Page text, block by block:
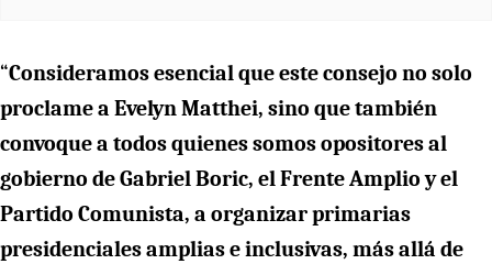
“Consideramos esencial que este consejo no solo
proclame a Evelyn Matthei, sino que también
convoque a todos quienes somos opositores al
gobierno de Gabriel Boric, el Frente Amplio y el
Partido Comunista, a organizar primarias
presidenciales amplias e inclusivas, más allá de